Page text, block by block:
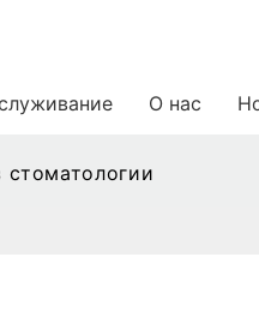
О нас